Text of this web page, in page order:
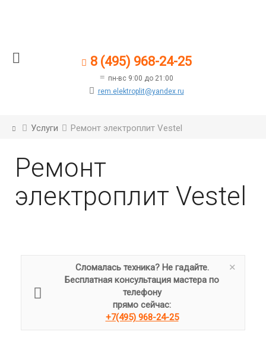
8 (495) 968-24-25
пн-вс 9:00 до 21:00
rem.elektroplit@yandex.ru
Услуги Ремонт электроплит Vestel
Ремонт
электроплит Vestel
Сломалась техника? Не гадайте.
Бесплатная консультация мастера по
телефону
прямо сейчас:
+7(495) 968-24-25